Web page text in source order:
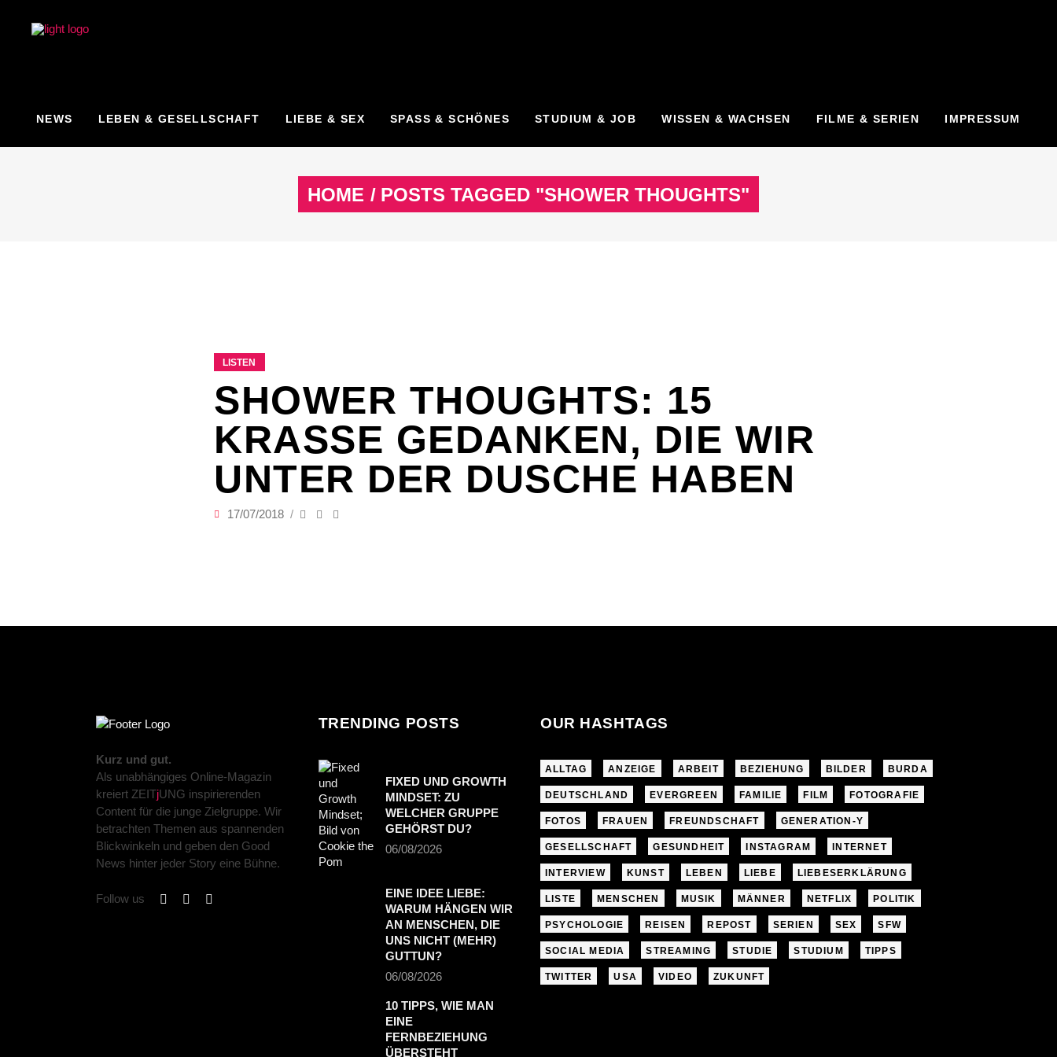
NEWS LEBEN & GESELLSCHAFT LIEBE & SEX SPASS & SCHÖNES STUDIUM & JOB WISSEN & WACHSEN FILME & SERIEN IMPRESSUM
HOME / POSTS TAGGED "SHOWER THOUGHTS"
LISTEN
SHOWER THOUGHTS: 15
KRASSE GEDANKEN, DIE WIR
UNTER DER DUSCHE HABEN
17/07/2018
Kurz und gut.
Als unabhängiges Online-Magazin
kreiert ZEITjUNG inspirierenden
Content für die junge Zielgruppe. Wir
betrachten Themen aus spannenden
Blickwinkeln und geben den Good
News hinter jeder Story eine Bühne.
Follow us
TRENDING POSTS
FIXED UND GROWTH
MINDSET: ZU
WELCHER GRUPPE
GEHÖRST DU?
06/08/2026
EINE IDEE LIEBE:
WARUM HÄNGEN WIR
AN MENSCHEN, DIE
UNS NICHT (MEHR)
GUTTUN?
06/08/2026
10 TIPPS, WIE MAN
EINE
FERNBEZIEHUNG
ÜBERSTEHT
OUR HASHTAGS
ALLTAG ANZEIGE ARBEIT BEZIEHUNG BILDER BURDA
DEUTSCHLAND EVERGREEN FAMILIE FILM FOTOGRAFIE
FOTOS FRAUEN FREUNDSCHAFT GENERATION-Y
GESELLSCHAFT GESUNDHEIT INSTAGRAM INTERNET
INTERVIEW KUNST LEBEN LIEBE LIEBESERKLÄRUNG
LISTE MENSCHEN MUSIK MÄNNER NETFLIX POLITIK
PSYCHOLOGIE REISEN REPOST SERIEN SEX SFW
SOCIAL MEDIA STREAMING STUDIE STUDIUM TIPPS
TWITTER USA VIDEO ZUKUNFT